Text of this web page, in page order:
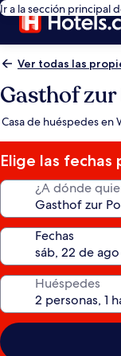
Ir a la sección principal
Ver todas las
Gasthof
Casa de huéspedes en
Elige las fechas
¿A dónde
Fechas
Huéspedes